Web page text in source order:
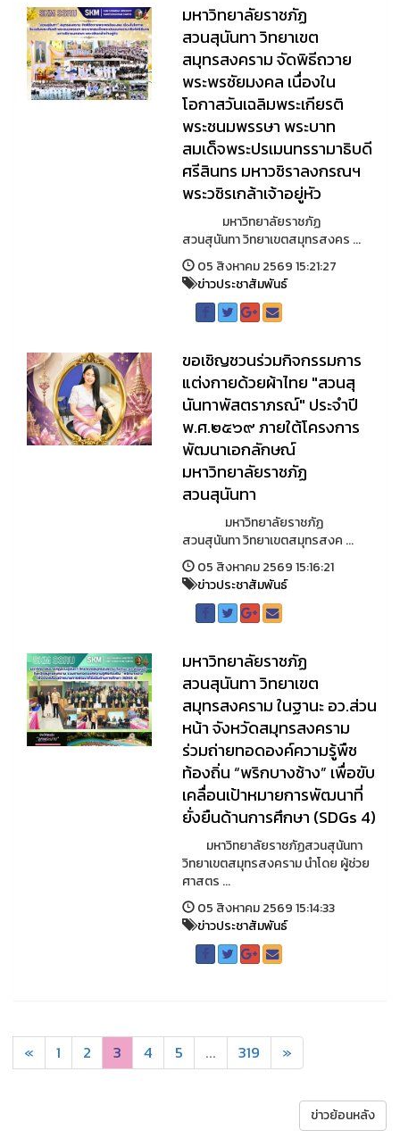
มหาวิทยาลัยราชภัฏ
สวนสุนันทา วิทยาเขต
สมุทรสงคราม จัดพิธีถวาย
พระพรชัยมงคล เนื่องใน
โอกาสวันเฉลิมพระเกียรติ
พระชนมพรรษา พระบาท
สมเด็จพระปรเมนทรรามาธิบดี
ศรีสินทร มหาวชิราลงกรณฯ
พระวชิรเกล้าเจ้าอยู่หัว
มหาวิทยาลัยราชภัฏ
สวนสุนันทา วิทยาเขตสมุทรสงคร ...
05 สิงหาคม 2569 15:21:27
ข่าวประชาสัมพันธ์
ขอเชิญชวนร่วมกิจกรรมการ
แต่งกายด้วยผ้าไทย "สวนสุ
นันทาพัสตราภรณ์" ประจำปี
พ.ศ.๒๕๖๙ ภายใต้โครงการ
พัฒนาเอกลักษณ์
มหาวิทยาลัยราชภัฏ
สวนสุนันทา
มหาวิทยาลัยราชภัฏ
สวนสุนันทา วิทยาเขตสมุทรสงค ...
05 สิงหาคม 2569 15:16:21
ข่าวประชาสัมพันธ์
มหาวิทยาลัยราชภัฏ
สวนสุนันทา วิทยาเขต
สมุทรสงคราม ในฐานะ อว.ส่วน
หน้า จังหวัดสมุทรสงคราม
ร่วมถ่ายทอดองค์ความรู้พืช
ท้องถิ่น “พริกบางช้าง” เพื่อขับ
เคลื่อนเป้าหมายการพัฒนาที่
ยั่งยืนด้านการศึกษา (SDGs 4)
มหาวิทยาลัยราชภัฏสวนสุนันทา
วิทยาเขตสมุทรสงคราม นำโดย ผู้ช่วย
ศาสตร ...
05 สิงหาคม 2569 15:14:33
ข่าวประชาสัมพันธ์
« 1 2 3 4 5 ... 319 »
ข่าวย้อนหลัง